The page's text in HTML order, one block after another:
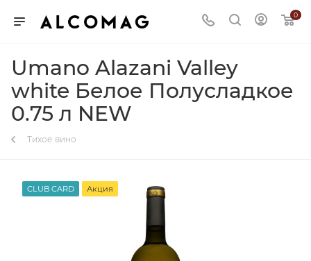
0
Umano Alazani Valley
white Белое Полусладкое
0.75 л NEW
Тихое вино
CLUB CARD Акция